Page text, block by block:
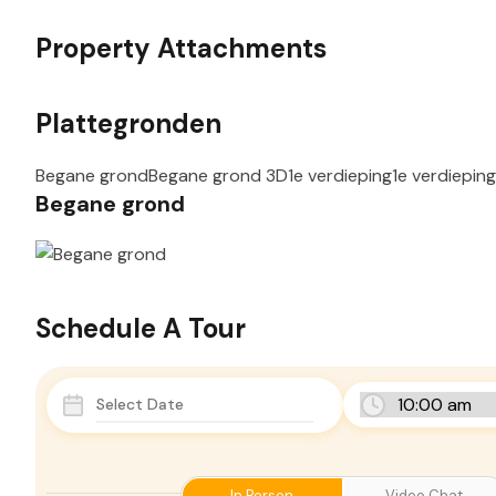
Property Attachments
Plattegronden
Begane grondBegane grond 3D1e verdieping1e
Begane grond
Schedule A Tour